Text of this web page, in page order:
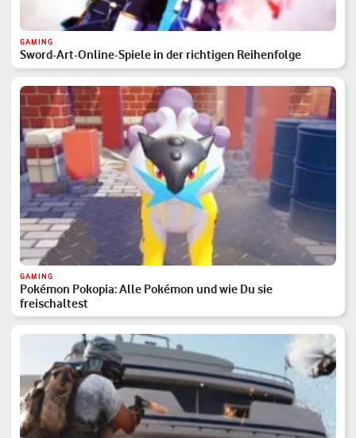
GAMING
Sword-Art-Online-Spiele in der richtigen Reihenfolge
GAMING
Pokémon Pokopia: Alle Pokémon und wie Du sie
freischaltest